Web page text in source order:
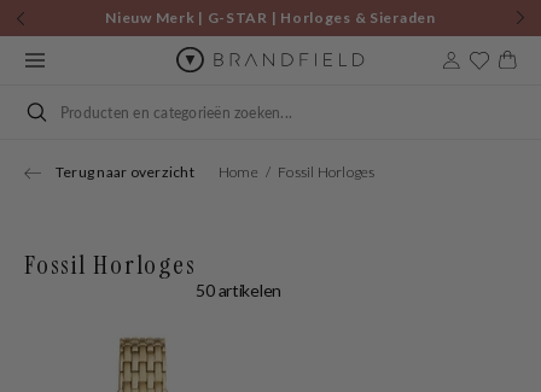
Skip to
content
Nieuw Merk | G-STAR | Horloges & Sieraden
Cart
Search
Terug naar overzicht Home Fossil Horloges
Fossil Horloges
50 artikelen